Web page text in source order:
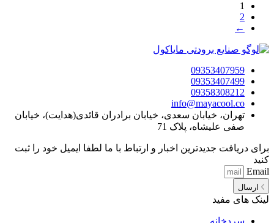
1
2
←
09353407959
09353407499
09358308212
info@mayacool.co
تهران، خیابان سعدی، خیابان برادران قائدی(هدایت)، خیابان
صفی علیشاه، پلاک 71
برای دریافت جدیدترین اخبار و ارتباط با ما لطفا ایمیل خود را ثبت
کنید
Email
ارسال
لینک های مفید
سردخانه